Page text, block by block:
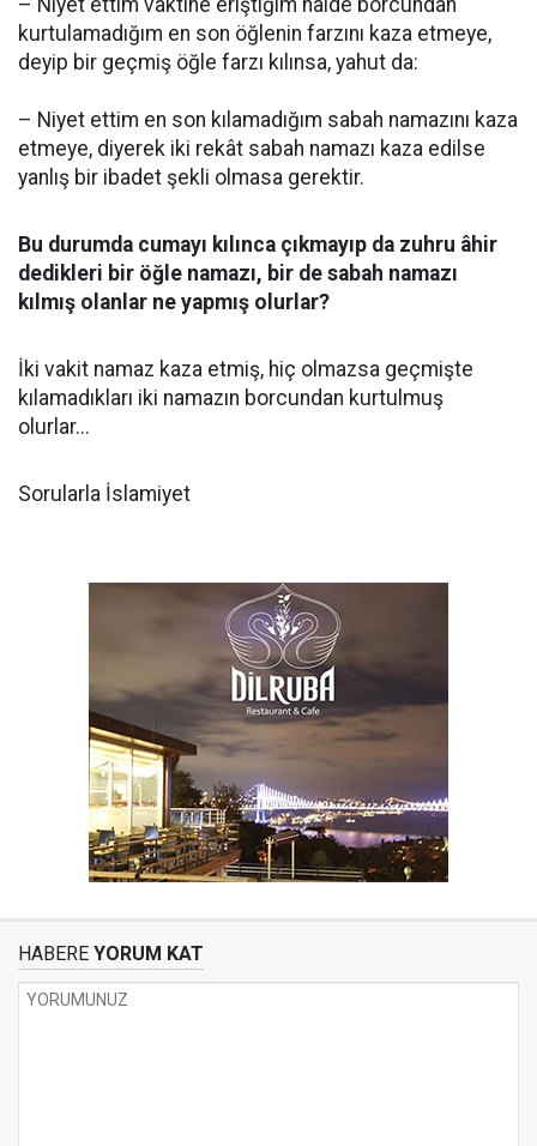
– Niyet ettim vaktine eriştiğim hâlde borcundan
kurtulamadığım en son öğlenin farzını kaza etmeye,
deyip bir geçmiş öğle farzı kılınsa, yahut da:
– Niyet ettim en son kılamadığım sabah namazını kaza
etmeye, diyerek iki rekât sabah namazı kaza edilse
yanlış bir ibadet şekli olmasa gerektir.
Bu durumda cumayı kılınca çıkmayıp da zuhru âhir
dedikleri bir öğle namazı, bir de sabah namazı
kılmış olanlar ne yapmış olurlar?
İki vakit namaz kaza etmiş, hiç olmazsa geçmişte
kılamadıkları iki namazın borcundan kurtulmuş
olurlar...
Sorularla İslamiyet
HABERE YORUM KAT